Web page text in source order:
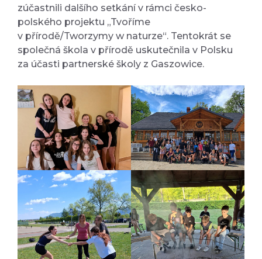
zúčastnili dalšího setkání v rámci česko-
polského projektu „Tvoříme
v přírodě/Tworzymy w naturze“. Tentokrát se
společná škola v přírodě uskutečnila v Polsku
za účasti partnerské školy z Gaszowice.